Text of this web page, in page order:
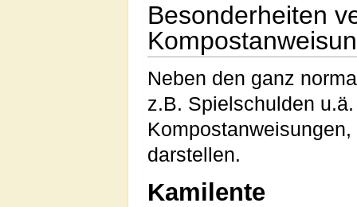
Besonderheiten
Neben den ganz
z.B. Spielschulden
darstellen.
Kamilente